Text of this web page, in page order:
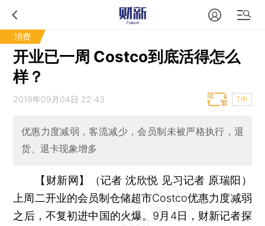
消费
开业已一周 Costco到底活得怎么
样？
2019年09月04日 22:43 T中
优惠力度减弱，客流减少，会员制未被严格执行，退
货、退卡现象增多
【财新网】（记者 沈欣悦 见习记者 原瑞阳）
上周二开业的会员制仓储超市Costco优惠力度减弱
之后，不复初进中国的火爆。9月4日，财新记者探